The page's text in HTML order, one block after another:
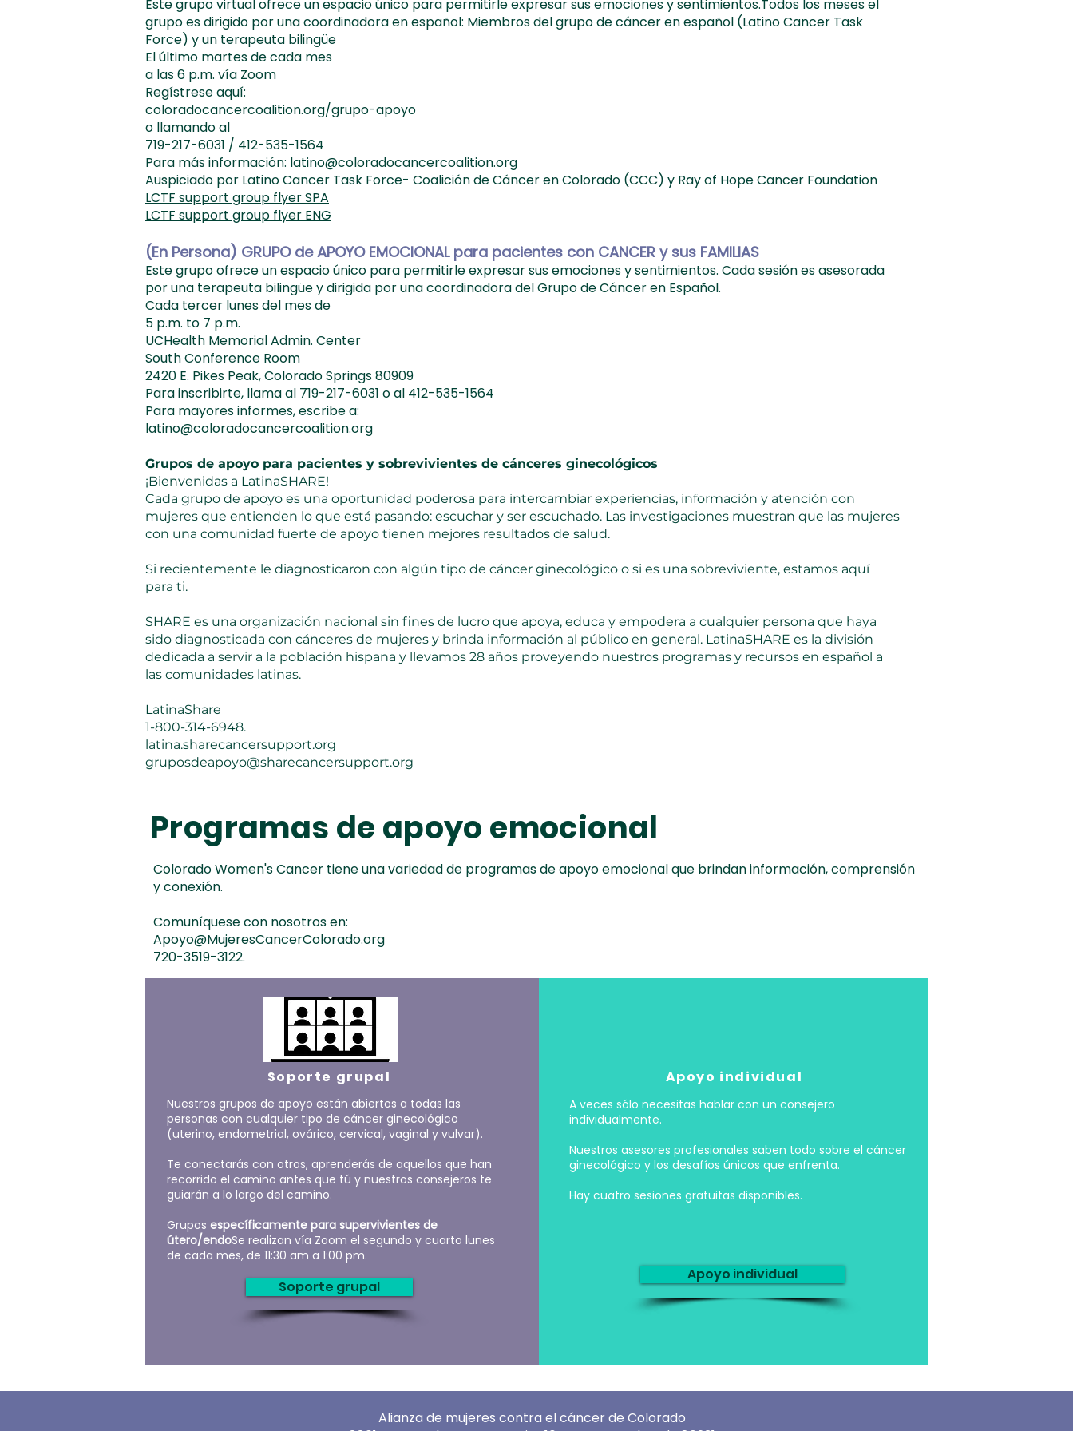
Este grupo virtual ofrece un espacio único para permitirle expresar sus emociones y sentimientos.Todos los meses el
grupo es dirigido por una coordinadora en español: Miembros del grupo de cáncer en español (Latino Cancer Task
Force) y un terapeuta bilingüe
El último martes de cada mes
a las 6 p.m. vía Zoom
Regístrese aquí:
coloradocancercoalition.org/grupo-apoyo
o llamando al
719-217-6031 / 412-535-1564
Para más información: latino@coloradocancercoalition.org
Auspiciado por Latino Cancer Task Force- Coalición de Cáncer en Colorado (CCC) y Ray of Hope Cancer Foundation
LCTF support group flyer SPA
LCTF support group flyer ENG
(En Persona) GRUPO de APOYO EMOCIONAL para pacientes con CANCER y sus FAMILIAS
Este grupo ofrece un espacio único para permitirle expresar sus emociones y sentimientos. Cada sesión es asesorada
por una terapeuta bilingüe y dirigida por una coordinadora del Grupo de Cáncer en Español.
Cada tercer lunes del mes de
5 p.m. to 7 p.m.
UCHealth Memorial Admin. Center
South Conference Room
2420 E. Pikes Peak, Colorado Springs 80909
Para inscribirte, llama al 719-217-6031 o al 412-535-1564
Para mayores informes, escribe a:
latino@coloradocancercoalition.org
Grupos de apoyo para pacientes y sobrevivientes de cánceres ginecológicos
¡Bienvenidas a LatinaSHARE!
Cada grupo de apoyo es una oportunidad poderosa para intercambiar experiencias, información y atención con
mujeres que entienden lo que está pasando: escuchar y ser escuchado. Las investigaciones muestran que las mujeres
con una comunidad fuerte de apoyo tienen mejores resultados de salud.
Si recientemente le diagnosticaron con algún tipo de cáncer ginecológico o si es una sobreviviente, estamos aquí
para ti.
SHARE es una organización nacional sin fines de lucro que apoya, educa y empodera a cualquier persona que haya
sido diagnosticada con cánceres de mujeres y brinda información al público en general. LatinaSHARE es la división
dedicada a servir a la población hispana y llevamos 28 años proveyendo nuestros programas y recursos en español a
las comunidades latinas.
LatinaShare
1-800-314-6948.
latina.sharecancersupport.org
gruposdeapoyo@sharecancersupport.org
Programas de apoyo emocional
Colorado Women's Cancer tiene una variedad de programas de apoyo emocional que brindan información, comprensión
y conexión.
Comuníquese con nosotros en:
Apoyo@MujeresCancerColorado.org
720-3519-3122.
Soporte grupal
Nuestros grupos de apoyo están abiertos a todas las
personas con cualquier tipo de cáncer ginecológico
(uterino, endometrial, ovárico, cervical, vaginal y vulvar).
Te conectarás con otros, aprenderás de aquellos que han
recorrido el camino antes que tú y nuestros consejeros te
guiarán a lo largo del camino.
Grupos específicamente para supervivientes de
útero/endoSe realizan vía Zoom el segundo y cuarto lunes
de cada mes, de 11:30 am a 1:00 pm.
Soporte grupal
Apoyo individual
A veces sólo necesitas hablar con un consejero
individualmente.
Nuestros asesores profesionales saben todo sobre el cáncer
ginecológico y los desafíos únicos que enfrenta.
Hay cuatro sesiones gratuitas disponibles.
Apoyo individual
Alianza de mujeres contra el cáncer de Colorado